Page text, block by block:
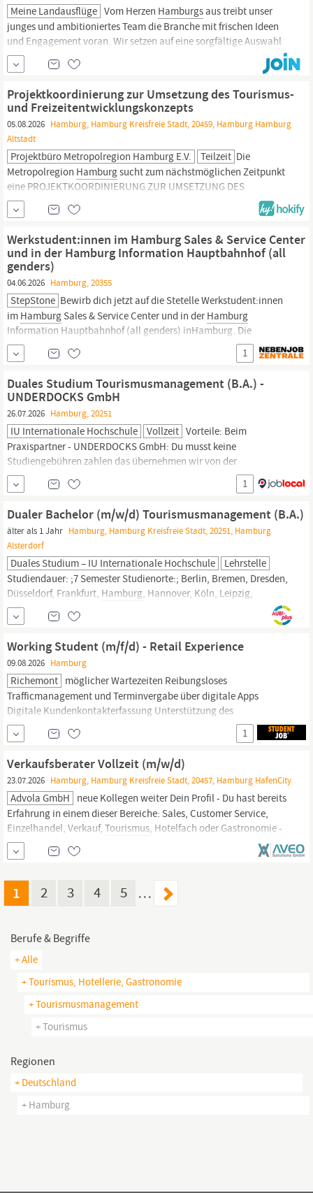
Meine Landausflüge Vom Herzen Hamburgsaus treibt unser
junges und ambitioniertes Team die Branche mit frischen Ideen
und Engagement voran. Wir setzen auf eine sorgfältige Auswahl
lokaler Anbieter weltweit und arbeiten mit renommierten
touristischen Vertriebspartnern aus DACH zusammen, um unseren
Projektkoordinierung zur Umsetzung des Tourismus-
und Freizeitentwicklungskonzepts
05.08.2026 Hamburg, Hamburg Kreisfreie Stadt, 20459, Hamburg Hamburg
Altstadt
Projektbüro Metropolregion Hamburg E.V. Teilzeit Die
Metropolregion Hamburgsucht zum nächstmöglichen Zeitpunkt
eine PROJEKTKOORDINIERUNG ZUR UMSETZUNG DES
TOURISMUS-
UND FREIZEITENTWICKLUNGSKONZEPTS Mit dem
Tourismus-und Freizeitentwicklungskonzept für die
Akteure aus vier Bundesländern die...
Werkstudent:innen im Hamburg Sales & Service Center
und in der Hamburg Information Hauptbahnhof (all
genders)
04.06.2026 Hamburg, 20355
StepStone Bewirb dich jetzt auf die Stetelle Werkstudent:innen
im Hamburg Sales & Service Center und in derHamburg
Information Hauptbahnhof (all genders) inHamburg. Die
Hamburg
Tourismus
Marketingagentur? Wir sind die Botschafter dieser Stadt. Unsere
Hamburgpulsiert, in die...
1
Duales Studium Tourismusmanagement (B.A.) -
UNDERDOCKS GmbH
26.07.2026 Hamburg, 20251
IU Internationale Hochschule Vollzeit Vorteile: Beim
Praxispartner - UNDERDOCKS GmbH: Du musst keine
Studiengebühren zahlen das übernehmen wir von der
UNDERDOCKS GmbH für Dich! Du erhältst eine zusätzliche
Vergütung von 300 bis 500 Du arbeitest mit motivierten und
kompetenten Kolleg:innen Bei der IU - Campus
staatlich anerkanntes Studium, mit praxisnahen Inhalten und
dem...
1
Dualer Bachelor (m/w/d) Tourismusmanagement (B.A.)
älter als 1 Jahr Hamburg, Hamburg Kreisfreie Stadt, 20251, Hamburg
Alsterdorf
Duales Studium – IU Internationale Hochschule
Lehrstelle
Studiendauer: ;7 Semester Studienorte:; Berlin, Bremen, Dresden,
Düsseldorf, Frankfurt, Hamburg, Hannover, Köln, Leipzig,
Mannheim, München, Münster, Stuttgart, Virtueller Campus
Vertiefungen
Tourismusmanagement:;
Reisevertriebsmanagement, Hotelmanagement,
Eventmanagement Praxispartner:; Im Dualen Studium
kombinierst...
Working Student (m/f/d) - Retail Experience
09.08.2026 Hamburg
Richemont möglicher Wartezeiten Reibungsloses
Trafficmanagement und Terminvergabe über digitale Apps
Digitale Kundenkontakterfassung Unterstützung des
Verkaufspersonals, zusätzliche Assistenzaufgaben Ihr
Qualifikationsprofil: Hohe Kommunikationsfähigkeit mit dem
richtigen Gespür für die Ansprüche der Kundinnen und Kunden
Erfahrung in Hotellerie oderTourismus,Onlinehandel,
1
Verkaufsberater Vollzeit (m/w/d)
23.07.2026 Hamburg, Hamburg Kreisfreie Stadt, 20457, Hamburg HafenCity
Advola GmbH neue Kollegen weiter Dein Profil - Du hast bereits
Erfahrung in einem dieser Bereiche: Sales, Customer Service,
Einzelhandel, Verkauf, Tourismus, Hotelfach oder Gastronomie -
Du sprichst sowohl Deutsch als auch Englisch fließend -
Kundenfreundlichkeit und ein ausgeprägter Servicegedanke sind
1 2 3 4 5 …
Berufe & Begriffe
+ Alle
+ Tourismus, Hotellerie, Gastronomie
+ Tourismusmanagement
+ Tourismus
Regionen
+ Deutschland
+ Hamburg